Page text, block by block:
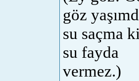
göz
su saçma
su fayda
vermez.)